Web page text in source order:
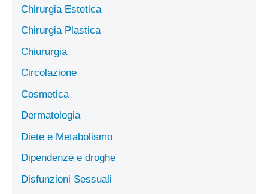
Chirurgia Estetica
Chirurgia Plastica
Chiururgia
Circolazione
Cosmetica
Dermatologia
Diete e Metabolismo
Dipendenze e droghe
Disfunzioni Sessuali